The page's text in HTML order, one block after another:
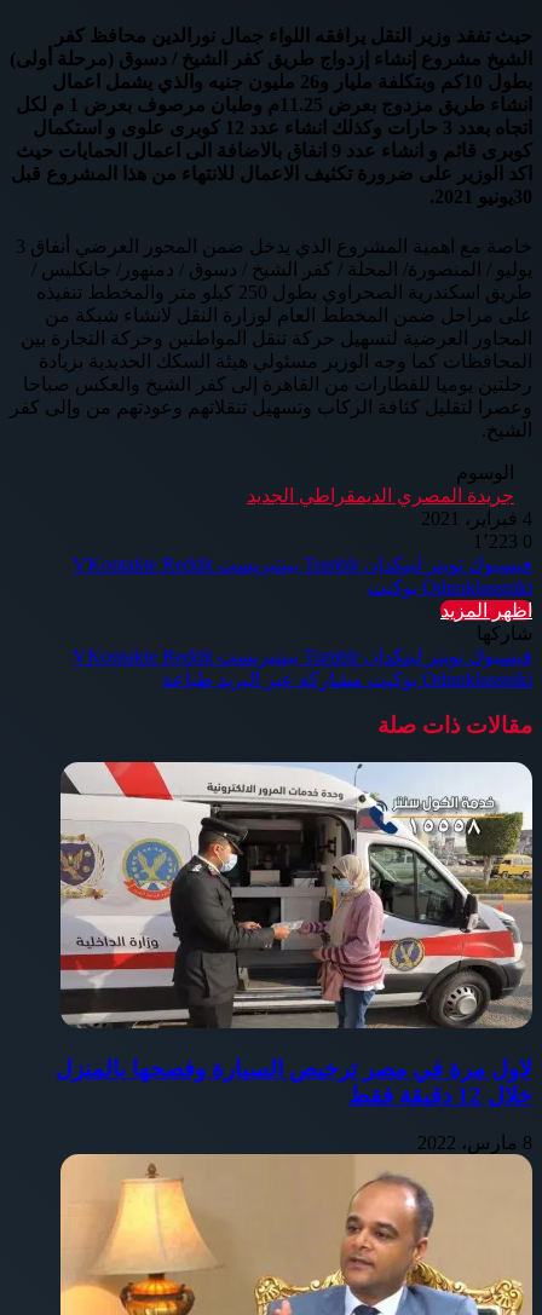
حيث تفقد وزير النقل يرافقه اللواء جمال نورالدين محافظ كفر
الشيخ مشروع إنشاء إزدواج طريق كفر الشيخ / دسوق (مرحلة أولى)
بطول 10كم وبتكلفة مليار و26 مليون جنيه والذي يشمل اعمال
انشاء طريق مزدوج بعرض 11.25م وطبان مرصوف بعرض 1 م لكل
اتجاه بعدد 3 حارات وكذلك انشاء عدد 12 كوبرى علوى و استكمال
كوبرى قائم و انشاء عدد 9 انفاق بالاضافة الى اعمال الحمايات حيث
اكد الوزير على ضرورة تكثيف الاعمال للانتهاء من هذا المشروع قبل
30يونيو 2021.
خاصة مع اهمية المشروع الذي يدخل ضمن المحور العرضي أنفاق 3
يوليو / المنصورة/ المحلة / كفر الشيخ / دسوق / دمنهور/ جانكليس /
طريق اسكندرية الصحراوي بطول 250 كيلو متر والمخطط تنفيذه
على مراحل ضمن المخطط العام لوزارة النقل لانشاء شبكة من
المحاور العرضية لتسهيل حركة تنقل المواطنين وحركة التجارة بين
المحافظات كما وجه الوزير مسئولي هيئة السكك الحديدية بزيادة
رحلتين يوميا للقطارات من القاهرة إلى كفر الشيخ والعكس صباحا
وعصرا لتقليل كثافة الركاب وتسهيل تنقلاتهم وعودتهم من وإلى كفر
الشيخ.
الوسوم
جريدة المصري الديمقراطي الجديد
4 فبراير، 2021
0
فيسبوك تويتر لينكدإن بينتيريست
Odnoklassniki بوكيت
اظهر المزيد
شاركها
فيسبوك تويتر لينكدإن بينتيريست
Odnoklassniki بوكيت مشاركة عبر البريد طباعة
مقالات ذات صلة
لاول مرة في مصر ترخيص السيارة وفصحها بالمنزل
خلال 12 دقيقة فقط
8 مارس، 2022